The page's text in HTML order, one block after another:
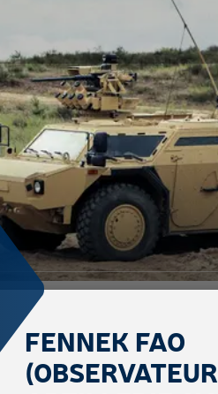
FENNEK FAO
(OBSERVATEUR